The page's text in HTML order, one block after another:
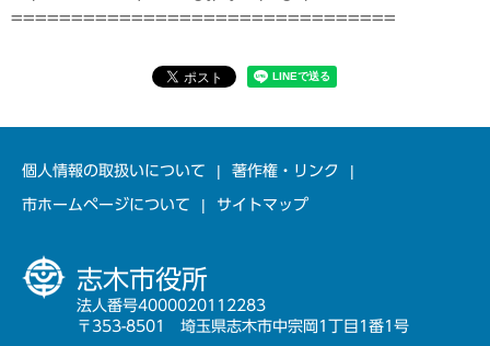
================================
個人情報の取扱いについて 著作権・リンク
市ホームページについて サイトマップ
志木市役所
法人番号4000020112283
〒353-8501 埼玉県志木市中宗岡1丁目1番1号